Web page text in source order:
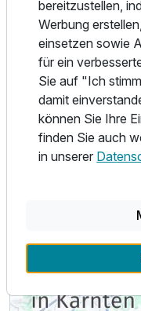
Alle Infos zum
bereitzustellen,
Werbung
einsetzen sowie
für ein
Sie auf "Ich
damit
können Sie Ihre
finden Sie auch
in unserer